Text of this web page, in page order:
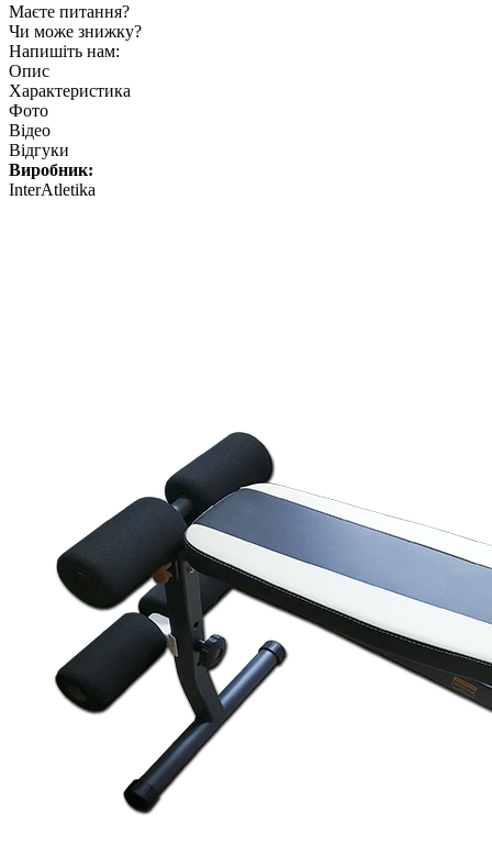
Маєте питання?
Чи може знижку?
Напишіть нам:
Опис
Характеристика
Фото
Відео
Відгуки
Виробник:
InterAtletika